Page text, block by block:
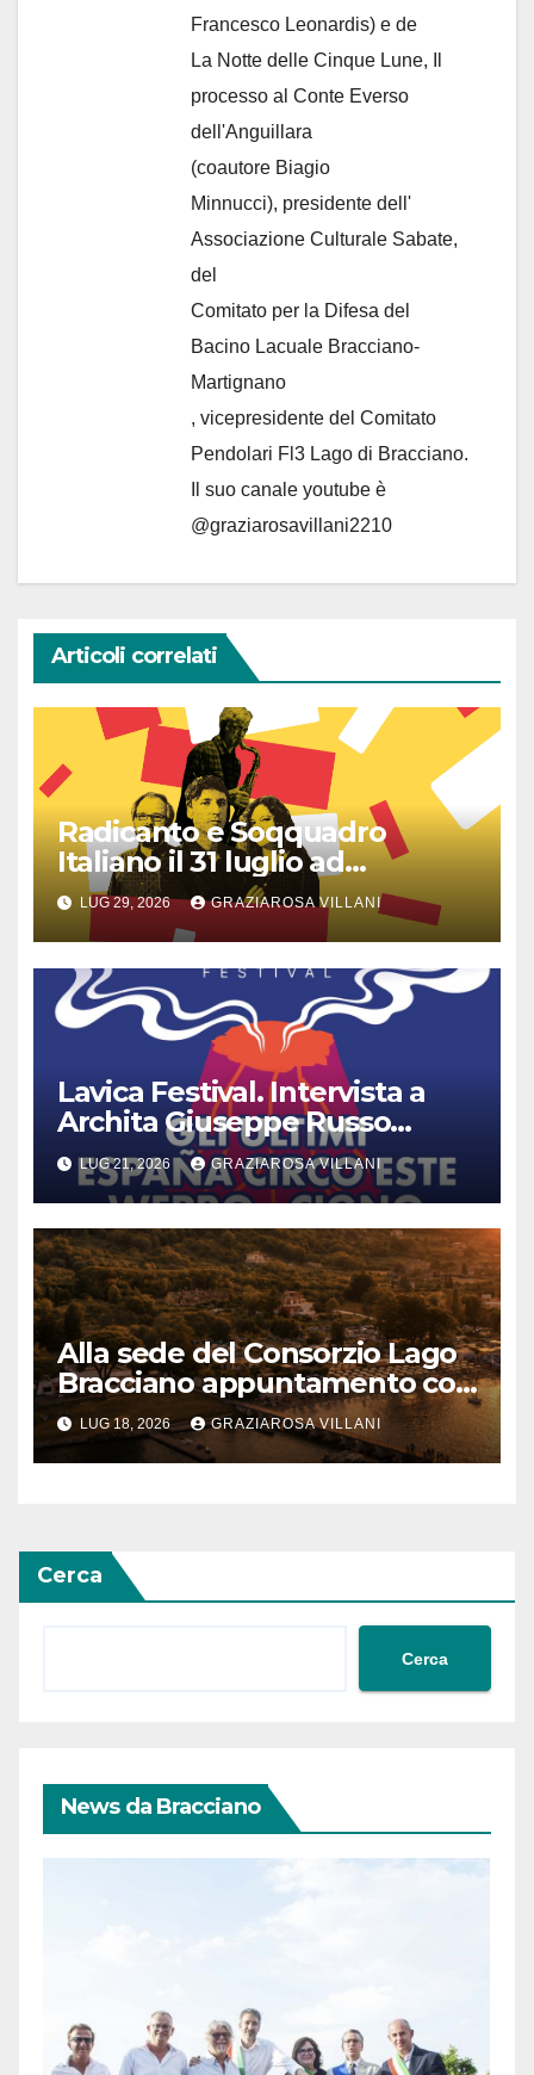
Francesco Leonardis) e de
La Notte delle Cinque Lune, Il
processo al Conte Everso
dell'Anguillara
(coautore Biagio
Minnucci), presidente dell'
Associazione Culturale Sabate,
del
Comitato per la Difesa del
Bacino Lacuale Bracciano-
Martignano
, vicepresidente del Comitato
Pendolari Fl3 Lago di Bracciano.
Il suo canale youtube è
@graziarosavillani2210
Articoli correlati
Radicanto e Soqquadro
Italiano il 31 luglio ad
Anguillara
LUG 29, 2026 GRAZIAROSA VILLANI
Lavica Festival. Intervista a
Archita Giuseppe Russo
dell’Associazione Aurora
LUG 21, 2026 GRAZIAROSA VILLANI
Alla sede del Consorzio Lago
Bracciano appuntamento col
Bel Canto: domenica 19 luglio
2026 alle 19 concerto lirico ad
ingresso libero
LUG 18, 2026 GRAZIAROSA VILLANI
Cerca
Cerca
News da Bracciano